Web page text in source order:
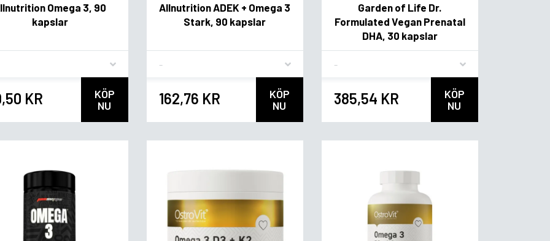
Omega 3, 90
kapslar
KR
KÖP
NU
Allnutrition ADEK + Omega 3
Stark, 90 kapslar
162,76 KR
KÖP
NU
Garden of Life Dr.
Formulated Vegan Prenatal
DHA, 30 kapslar
385,54 KR
KÖP
NU